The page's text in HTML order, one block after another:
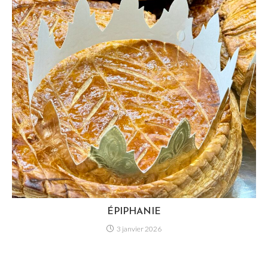
ÉPIPHANIE
3 janvier 2026